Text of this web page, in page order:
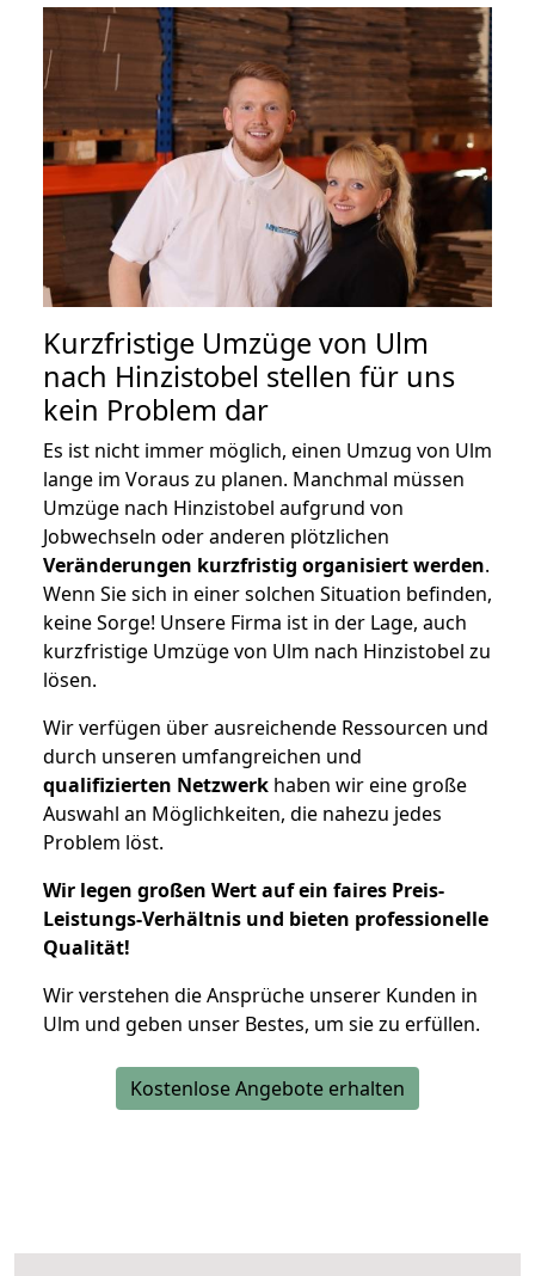
Kurzfristige Umzüge von Ulm
nach Hinzistobel stellen für uns
kein Problem dar
Es ist nicht immer möglich, einen Umzug von Ulm
lange im Voraus zu planen. Manchmal müssen
Umzüge nach Hinzistobel aufgrund von
Jobwechseln oder anderen plötzlichen
Veränderungen kurzfristig organisiert werden.
Wenn Sie sich in einer solchen Situation befinden,
keine Sorge! Unsere Firma ist in der Lage, auch
kurzfristige Umzüge von Ulm nach Hinzistobel zu
lösen.
Wir verfügen über ausreichende Ressourcen und
durch unseren umfangreichen und
qualifizierten Netzwerk haben wir eine große
Auswahl an Möglichkeiten, die nahezu jedes
Problem löst.
Wir legen großen Wert auf ein faires Preis-
Leistungs-Verhältnis und bieten professionelle
Qualität!
Wir verstehen die Ansprüche unserer Kunden in
Ulm und geben unser Bestes, um sie zu erfüllen.
Kostenlose Angebote erhalten